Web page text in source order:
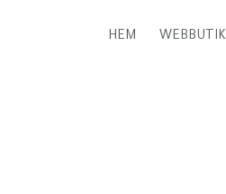
HEM WEBBUTIK